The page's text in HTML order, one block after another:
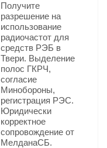
Получите
разрешение на
использование
радиочастот для
средств РЭБ в
Твери. Выделение
полос ГКРЧ,
согласие
Минобороны,
регистрация РЭС.
Юридически
корректное
сопровождение от
МелданаСБ.